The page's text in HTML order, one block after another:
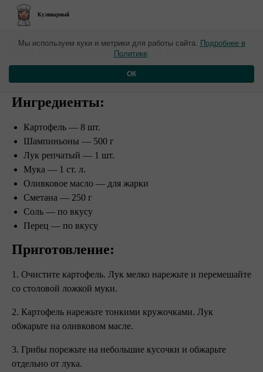
Кулинарный
​Картошка с грибами в
сметане
Ингредиенты:
Картофель — 8 шт.
Шампиньоны — 500 г
Лук репчатый — 1 шт.
Мука — 1 ст. л.
Оливковое масло — для жарки
Сметана — 250 г
Соль — по вкусу
Перец — по вкусу
Приготовление:
1. Очистите картофель. Лук мелко нарежьте и перемешайте
со столовой ложкой муки.
2. Картофель нарежьте тонкими кружочками. Лук
обжарьте на оливковом масле.
3. Грибы порежьте на небольшие кусочки и обжарьте
отдельно от лука.
Мы используем куки и метрики для работы сайта. Подробнее в
Политике.
ОК